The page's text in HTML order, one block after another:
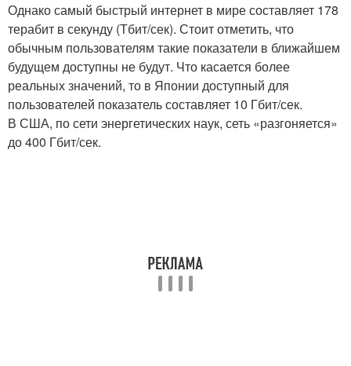
Однако самый быстрый интернет в мире составляет 178
терабит в секунду (Тбит/сек). Стоит отметить, что
обычным пользователям такие показатели в ближайшем
будущем доступны не будут. Что касается более
реальных значений, то в Японии доступный для
пользователей показатель составляет 10 Гбит/сек.
В США, по сети энергетических наук, сеть «разгоняется»
до 400 Гбит/сек.